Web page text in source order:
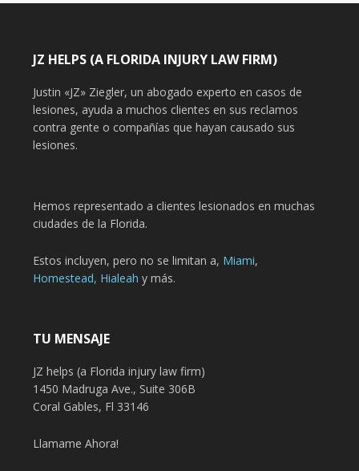
JZ HELPS (A FLORIDA INJURY LAW FIRM)
Justin «JZ» Ziegler, un abogado experto en casos de
lesiones, ayuda a muchos clientes en sus reclamos
contra gente o compañías que hayan causado sus
lesiones.
Hemos representado a clientes lesionados en muchas
ciudades de la Florida.
Estos incluyen, pero no se limitan a, Miami,
Homestead, Hialeah y más.
TU MENSAJE
JZ helps (a Florida injury law firm)
1450 Madruga Ave., Suite 306B
Coral Gables, Fl 33146
Llamame Ahora!